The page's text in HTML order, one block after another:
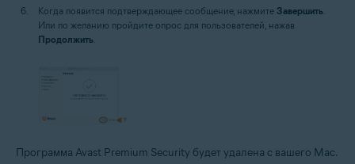
Когда появится подтверждающее сообщение, нажмите Завершить
Или по желанию пройдите опрос для пользователей, нажав
Продолжить
Программа Avast Premium Security будет удалена с вашего Mac.